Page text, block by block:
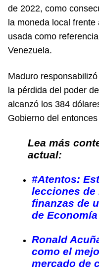
de 2022, como
la moneda local
usada como
Venezuela.
Maduro
la pérdida del poder
alcanzó los 384
Gobierno del
Lea más
actual:
#Atentos:
lecciones
finanzas de
de Economía
Ronald
como el
mercado de